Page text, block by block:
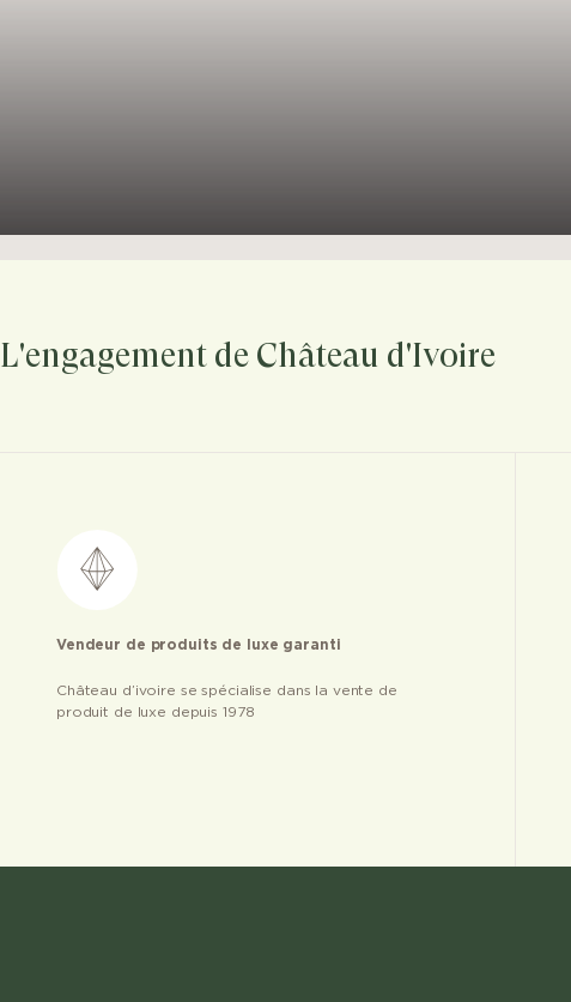
L'engagement de Château d'Ivoire
Vendeur de produits de luxe garanti
Château d’ivoire se spécialise dans la vente de
produit de luxe depuis 1978